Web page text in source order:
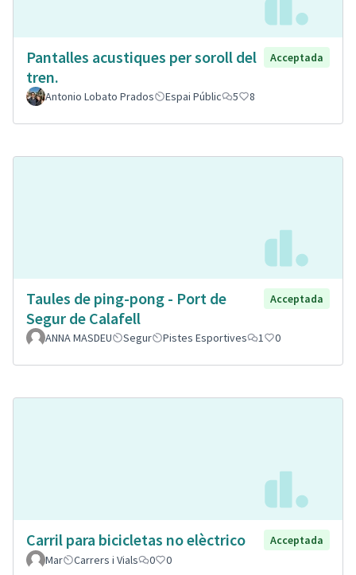
Pantalles acustiques per soroll del
tren.
Acceptada
Antonio Lobato Prados Espai Públic 5 8
Taules de ping-pong - Port de
Segur de Calafell
Acceptada
ANNA MASDEU Segur Pistes Esportives 1 0
Carril para bicicletas no elèctrico
Acceptada
Mar
Carrers i Vials 0 0